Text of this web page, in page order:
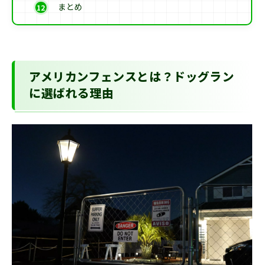
まとめ
アメリカンフェンスとは？ドッグラン
に選ばれる理由